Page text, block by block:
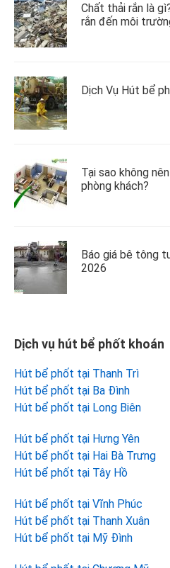
Chất thải rắn là
rắn đến môi
Dịch Vụ Hút bể
Tại sao không
phòng khách?
Báo giá bê tông
2026
Dịch vụ hút bể phốt khoán
Hút bể phốt tại Thanh Trì
Hút bể phốt tại Ba Đình
Hút bể phốt tại Long Biên
Hút bể phốt tại Hưng Yên
Hút bể phốt tại Hai Bà Trưng
Hút bể phốt tại Tây Hồ
Hút bể phốt tại Vĩnh Phúc
Hút bể phốt tại Thanh Xuân
Hút bể phốt tại Mỹ Đình